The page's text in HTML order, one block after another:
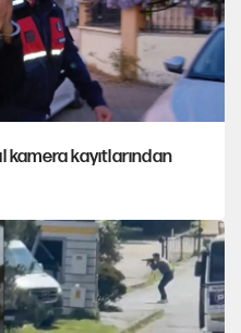
kayıtlarından